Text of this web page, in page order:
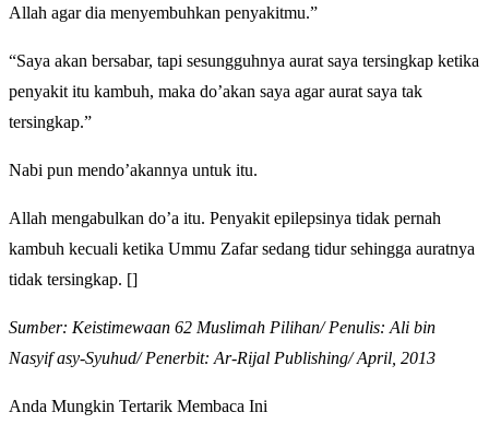
Allah agar dia menyembuhkan penyakitmu.”
“Saya akan bersabar, tapi sesungguhnya aurat saya tersingkap ketika
penyakit itu kambuh, maka do’akan saya agar aurat saya tak
tersingkap.”
Nabi pun mendo’akannya untuk itu.
Allah mengabulkan do’a itu. Penyakit epilepsinya tidak pernah
kambuh kecuali ketika Ummu Zafar sedang tidur sehingga auratnya
tidak tersingkap. []
Sumber: Keistimewaan 62 Muslimah Pilihan/ Penulis: Ali bin
Nasyif asy-Syuhud/ Penerbit: Ar-Rijal Publishing/ April, 2013
Anda Mungkin Tertarik Membaca Ini